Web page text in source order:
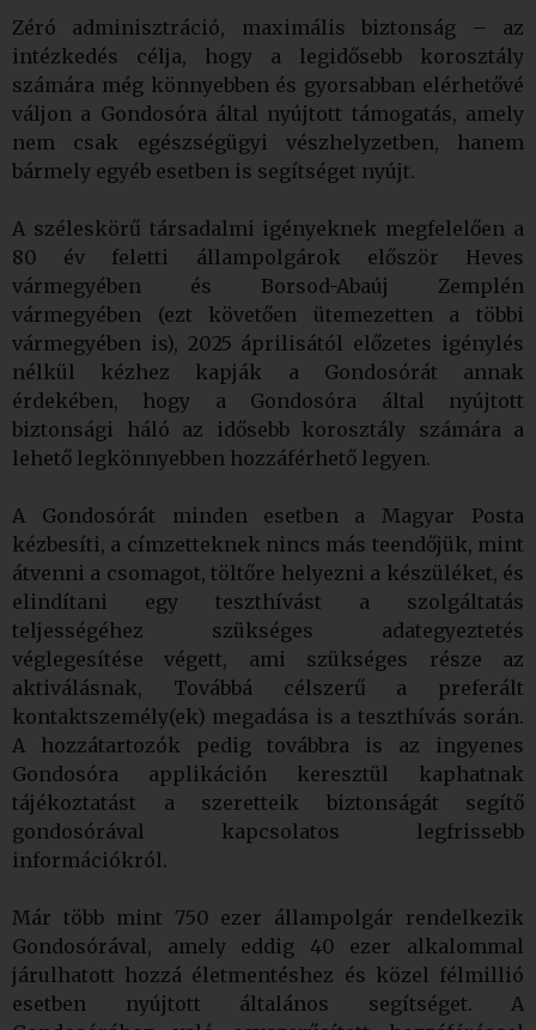
Zéró adminisztráció, maximális biztonság – az
intézkedés célja, hogy a legidősebb korosztály
számára még könnyebben és gyorsabban elérhetővé
váljon a Gondosóra által nyújtott támogatás, amely
nem csak egészségügyi vészhelyzetben, hanem
bármely egyéb esetben is segítséget nyújt.
A széleskörű társadalmi igényeknek megfelelően a
80 év feletti állampolgárok először Heves
vármegyében és Borsod-Abaúj Zemplén
vármegyében (ezt követően ütemezetten a többi
vármegyében is), 2025 áprilisától előzetes igénylés
nélkül kézhez kapják a Gondosórát annak
érdekében, hogy a Gondosóra által nyújtott
biztonsági háló az idősebb korosztály számára a
lehető legkönnyebben hozzáférhető legyen.
A Gondosórát minden esetben a Magyar Posta
kézbesíti, a címzetteknek nincs más teendőjük, mint
átvenni a csomagot, töltőre helyezni a készüléket, és
elindítani egy teszthívást a szolgáltatás
teljességéhez szükséges adategyeztetés
véglegesítése végett, ami szükséges része az
aktiválásnak, Továbbá célszerű a preferált
kontaktszemély(ek) megadása is a teszthívás során.
A hozzátartozók pedig továbbra is az ingyenes
Gondosóra applikáción keresztül kaphatnak
tájékoztatást a szeretteik biztonságát segítő
gondosórával kapcsolatos legfrissebb
információkról.
Már több mint 750 ezer állampolgár rendelkezik
Gondosórával, amely eddig 40 ezer alkalommal
járulhatott hozzá életmentéshez és közel félmillió
esetben nyújtott általános segítséget. A